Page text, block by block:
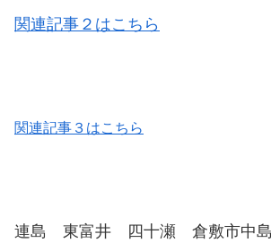
関連記事２はこちら
関連記事３はこちら
連島 東富井 四十瀬 倉敷市中